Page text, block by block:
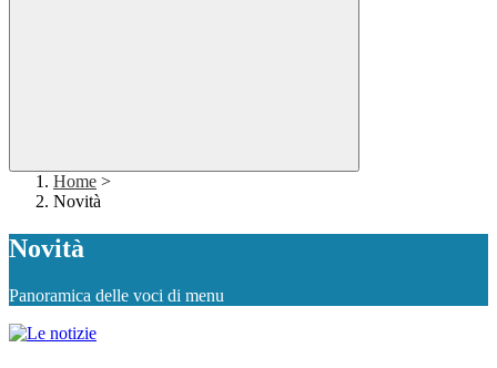
Home >
Novità
Novità
Panoramica delle voci di menu